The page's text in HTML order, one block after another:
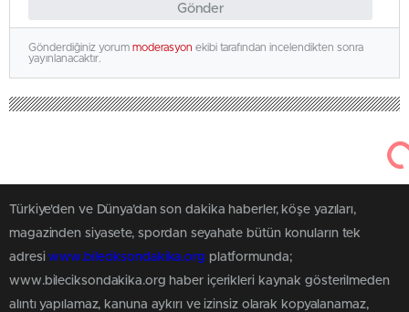
Gönder
Gönderdiğiniz yorum moderasyon ekibi tarafından incelendikten sonra
yayınlanacaktır.
Türkiye'den ve Dünya’dan son dakika haberler, köşe yazıları,
magazinden siyasete, spordan seyahate bütün konuların tek
adresiwww.bileciksondakika.org platformunda;
www.bileciksondakika.org haber içerikleri kaynak gösterilmeden
alıntı yapılamaz, kanuna aykırı ve izinsiz olarak kopyalanamaz,